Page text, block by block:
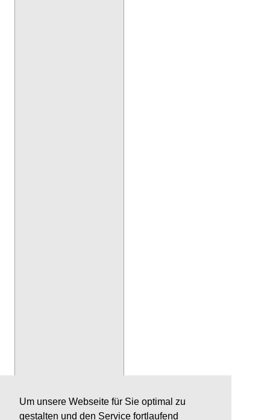
Um unsere Webseite für Sie optimal zu
gestalten und den Service fortlaufend